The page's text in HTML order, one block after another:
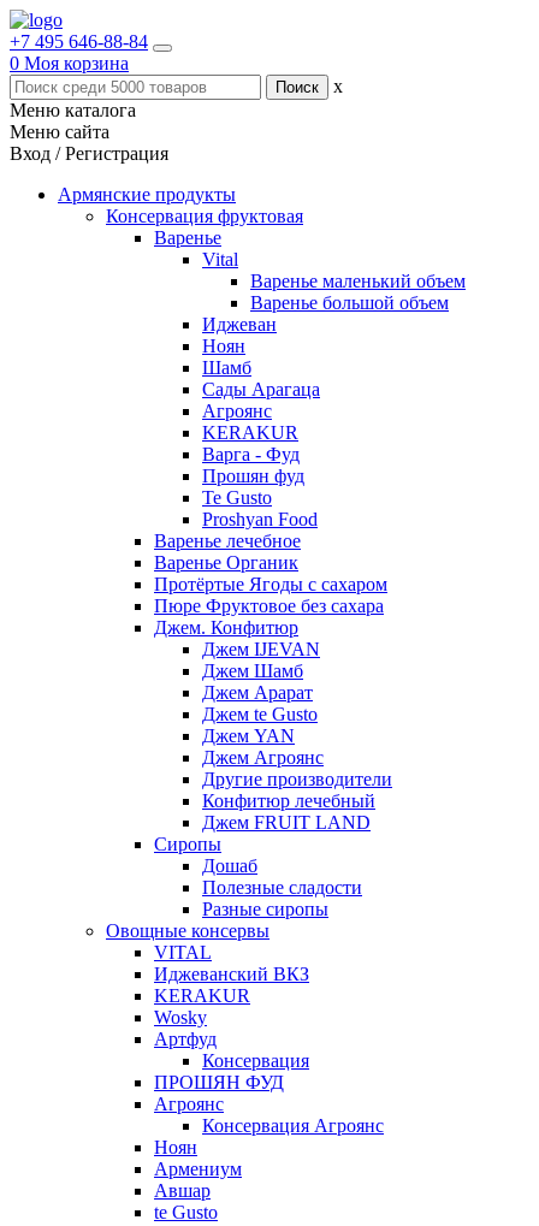
+7 495 646-88-84
0 Моя корзина
x
Меню каталога
Меню сайта
Вход / Регистрация
Армянские продукты
Консервация фруктовая
Варенье
Vital
Варенье маленький объем
Варенье большой объем
Иджеван
Ноян
Шамб
Сады Арагаца
Агроянс
KERAKUR
Варга - Фуд
Прошян фуд
Te Gusto
Proshyan Food
Варенье лечебное
Варенье Органик
Протёртые Ягоды с сахаром
Пюре Фруктовое без сахара
Джем. Конфитюр
Джем IJEVAN
Джем Шамб
Джем Арарат
Джем te Gusto
Джем YAN
Джем Агроянс
Другие производители
Конфитюр лечебный
Джем FRUIT LAND
Сиропы
Дошаб
Полезные сладости
Разные сиропы
Овощные консервы
VITAL
Иджеванский ВКЗ
KERAKUR
Wosky
Артфуд
Консервация
ПРОШЯН ФУД
Агроянс
Консервация Агроянс
Ноян
Армениум
Авшар
te Gusto